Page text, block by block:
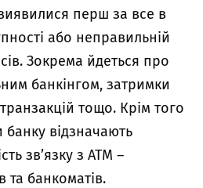
перш за все в
або неправильній
Зокрема йдеться про
банкінгом, затримки
тощо. Крім того
банку відзначають
зв’язку з АТМ –
та банкоматів.